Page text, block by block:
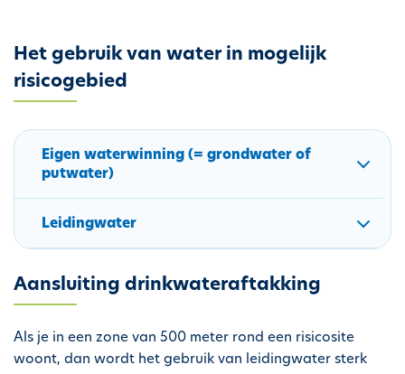
Het gebruik van water in mogelijk
risicogebied
Eigen waterwinning (= grondwater of
putwater)
Leidingwater
Aansluiting drinkwateraftakking
Als je in een zone van 500 meter rond een risicosite
woont, dan wordt het gebruik van leidingwater sterk